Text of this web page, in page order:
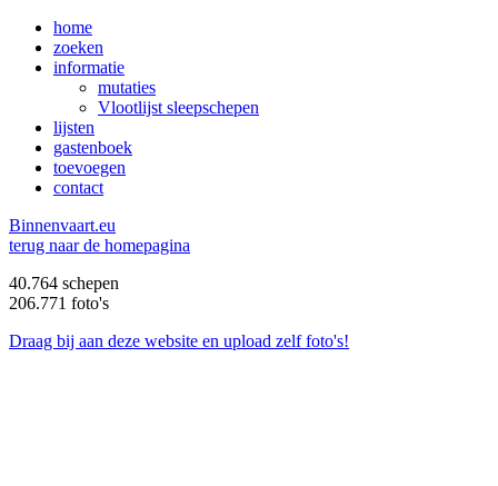
home
zoeken
informatie
mutaties
Vlootlijst sleepschepen
lijsten
gastenboek
toevoegen
contact
Binnenvaart.eu
terug naar de homepagina
40.764 schepen
206.771 foto's
Draag bij aan deze website en upload zelf foto's!